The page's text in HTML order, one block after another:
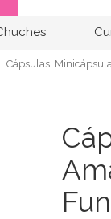
Cápsulas,